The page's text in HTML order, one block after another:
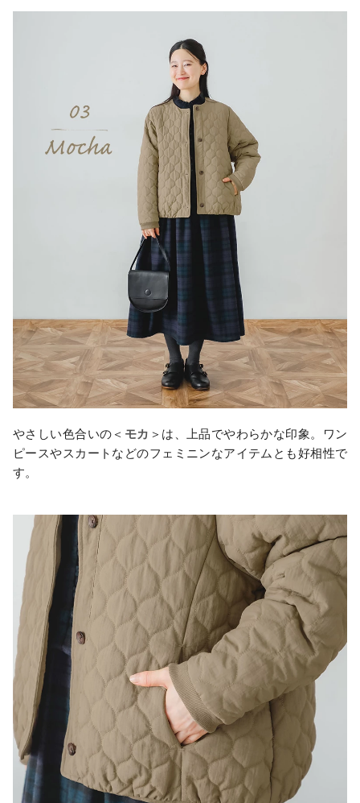
やさしい色合いの＜ モカ ＞は、上品でやわらかな印象。ワン
ピースやスカートなどのフェミニンなアイテムとも好相性で
す。